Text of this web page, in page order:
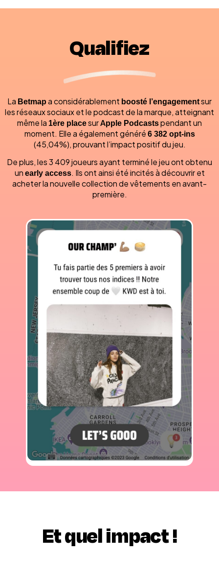
Qualifiez
La Betmapa considérablement boosté l’engagementsur
les réseaux sociaux et le podcast de la marque, atteignant
même la 1ère placesurApple Podcastspendant un
moment. Elle a également généré6 382 opt-ins
(45,04%), prouvant l’impact positif du jeu.
De plus, les 3 409 joueurs ayant terminé le jeu ont obtenu
unearly access. Ils ont ainsi été incités à découvrir et
acheter la nouvelle collection de vêtements en avant-
première.
Et quel impact !